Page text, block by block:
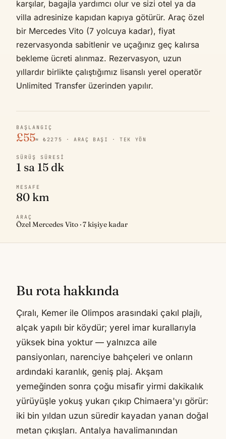
karşılar, bagajla yardımcı olur ve sizi otel ya da
villa adresinize kapıdan kapıya götürür. Araç özel
bir Mercedes Vito (7 yolcuya kadar), fiyat
rezervasyonda sabitlenir ve uçağınız geç kalırsa
bekleme ücreti alınmaz. Rezervasyon, uzun
yıllardır birlikte çalıştığımız lisanslı yerel operatör
Unlimited Transfer üzerinden yapılır.
BAŞLANGIÇ
£55≈ ₺2275 · ARAÇ BAŞI · TEK YÖN
SÜRÜŞ SÜRESI
1 sa 15 dk
MESAFE
80 km
ARAÇ
Özel Mercedes Vito · 7 kişiye kadar
Bu rota hakkında
Çıralı, Kemer ile Olimpos arasındaki çakıl plajlı,
alçak yapılı bir köydür; yerel imar kurallarıyla
yüksek bina yoktur — yalnızca aile
pansiyonları, narenciye bahçeleri ve onların
ardındaki karanlık, geniş plaj. Akşam
yemeğinden sonra çoğu misafir yirmi dakikalık
yürüyüşle yokuş yukarı çıkıp Chimaera'yı görür:
iki bin yıldan uzun süredir kayadan yanan doğal
metan çıkışları. Antalya havalimanından